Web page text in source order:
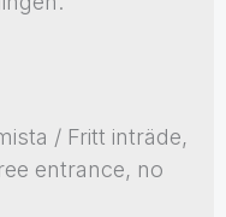
/ Fritt inträde,
entrance, no